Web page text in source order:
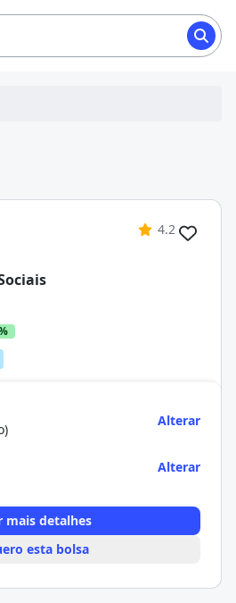
4.2
Alterar
Alterar
mais detalhes
esta bolsa